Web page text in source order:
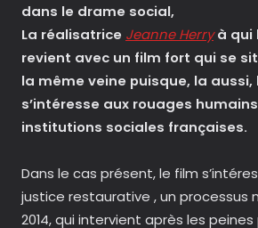
dans le drame social,
La réalisatrice Jeanne Herryà qui
revient avec un film fort qui se
la même veine puisque, la
s’intéresse aux rouages
institutions sociales françaises.
Dans le cas présent, le film
justice restaurative , un processus
2014, qui intervient après les